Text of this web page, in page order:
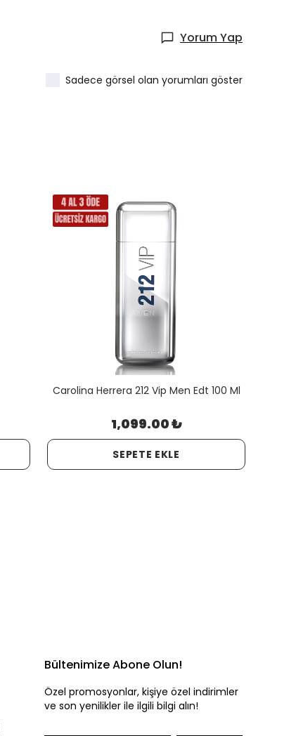
Yorum Yap
Sadece görsel olan yorumları göster
Carolina Herrera 212 Vip Men Edt 100 Ml
1,099.00 ₺
SEPETE EKLE
Bültenimize Abone Olun!
Özel promosyonlar, kişiye özel indirimler
ve son yenilikler ile ilgili bilgi alın!